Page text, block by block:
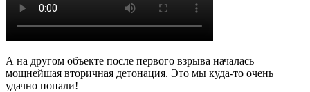
А на другом объекте после первого взрыва началась
мощнейшая вторичная детонация. Это мы куда-то очень
удачно попали!